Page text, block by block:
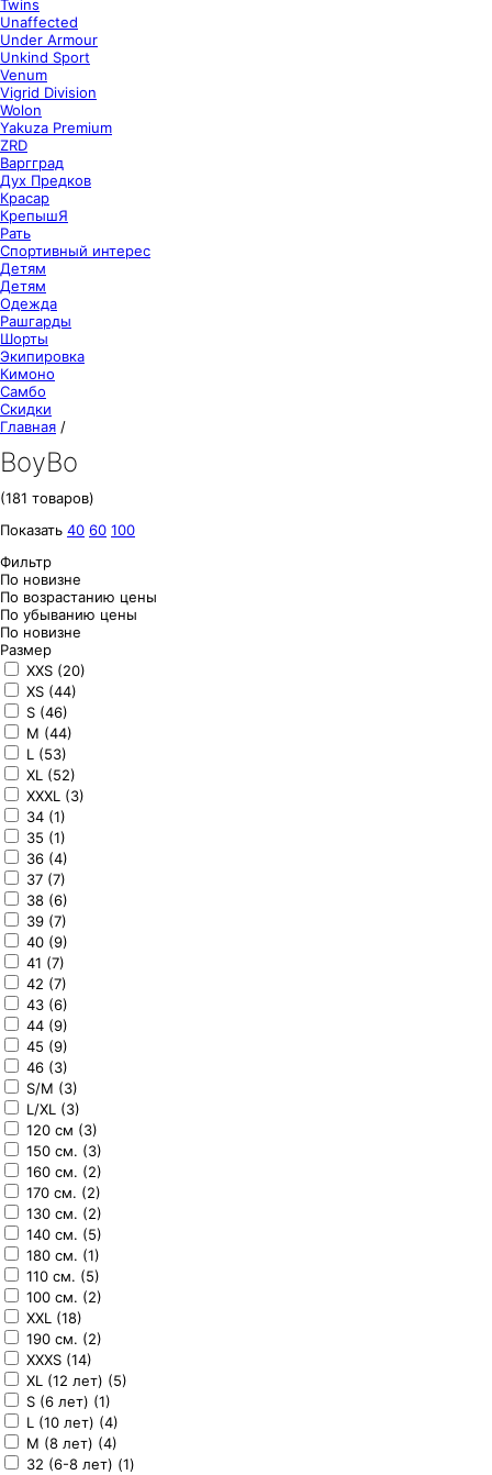
Twins
Unaffected
Under Armour
Unkind Sport
Venum
Vigrid Division
Wolon
Yakuza Premium
ZRD
Варгград
Дух Предков
Красар
КрепышЯ
Рать
Спортивный интерес
Детям
Детям
Одежда
Рашгарды
Шорты
Экипировка
Кимоно
Самбо
Скидки
Главная /
BoyBo
(181 товаров)
Показать 40 60 100
Фильтр
По новизне
По возрастанию цены
По убыванию цены
По новизне
Размер
XXS (20)
XS (44)
S (46)
M (44)
L (53)
XL (52)
XXXL (3)
34 (1)
35 (1)
36 (4)
37 (7)
38 (6)
39 (7)
40 (9)
41 (7)
42 (7)
43 (6)
44 (9)
45 (9)
46 (3)
S/M (3)
L/XL (3)
120 см (3)
150 см. (3)
160 см. (2)
170 см. (2)
130 см. (2)
140 см. (5)
180 см. (1)
110 см. (5)
100 см. (2)
XXL (18)
190 см. (2)
XXXS (14)
XL (12 лет) (5)
S (6 лет) (1)
L (10 лет) (4)
M (8 лет) (4)
32 (6-8 лет) (1)